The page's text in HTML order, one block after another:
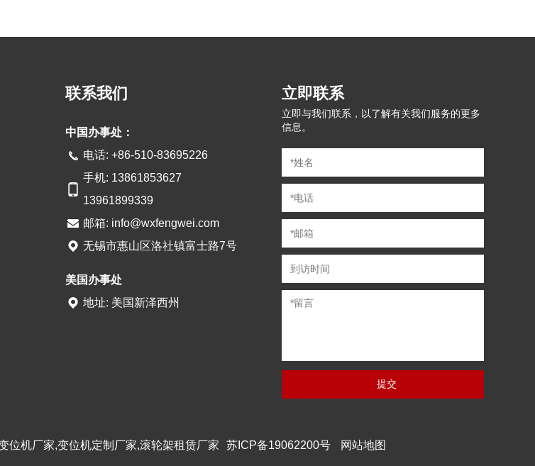
联系我们
中国办事处：
电话: +86-510-83695226
手机: 13861853627
13961899339
邮箱: info@wxfengwei.com
无锡市惠山区洛社镇富士路7号
美国办事处
地址: 美国新泽西州
立即联系
立即与我们联系，以了解有关我们服务的更多
信息。
位机厂家,变位机定制厂家,滚轮架租赁厂家 苏ICP备19062200号 网站地图